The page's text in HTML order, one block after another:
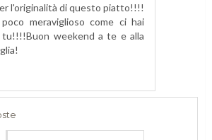
l'originalità di questo piatto!!!!
meraviglioso come ci hai
weekend a te e alla